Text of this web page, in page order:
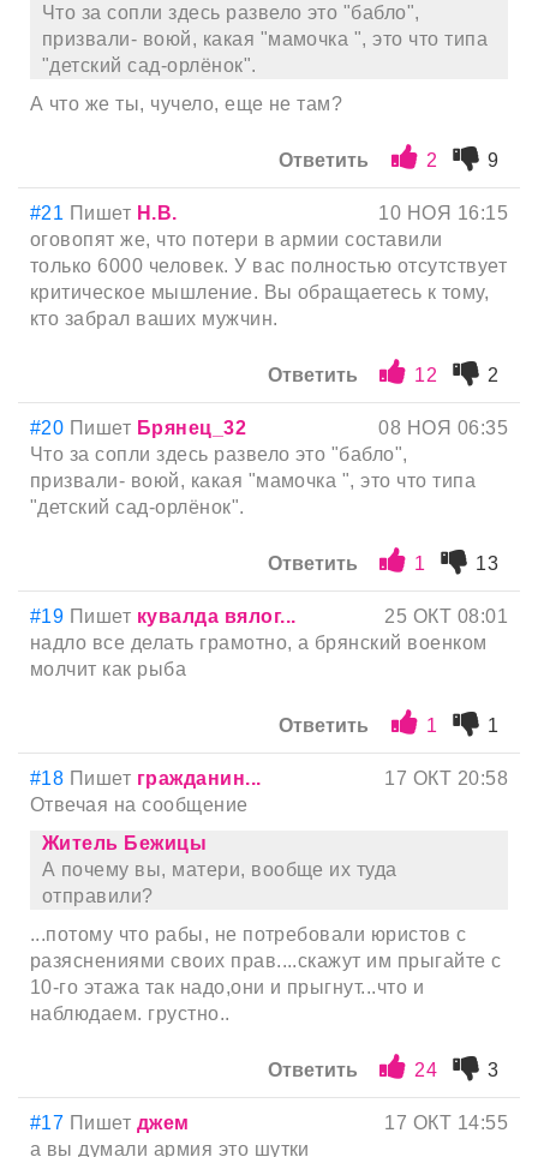
Что за сопли здесь развело это "бабло",
призвали- воюй, какая "мамочка ", это что типа
"детский сад-орлёнок".
А что же ты, чучело, еще не там?
Ответить 2 9
#21 Пишет Н.В.
10 НОЯ 16:15
оговопят же, что потери в армии составили
только 6000 человек. У вас полностью отсутствует
критическое мышление. Вы обращаетесь к тому,
кто забрал ваших мужчин.
Ответить 12 2
#20 Пишет Брянец_32
08 НОЯ 06:35
Что за сопли здесь развело это "бабло",
призвали- воюй, какая "мамочка ", это что типа
"детский сад-орлёнок".
Ответить 1 13
#19 Пишет кyвалда вялог...
25 ОКТ 08:01
надло все делать грамотно, а брянский военком
молчит как рыба
Ответить 1 1
#18 Пишет гражданин...
17 ОКТ 20:58
Отвечая на сообщение
Житель Бежицы
А почему вы, матери, вообще их туда
отправили?
...потому что рабы, не потребовали юристов с
разяснениями своих прав....скажут им прыгайте с
10-го этажа так надо,они и прыгнут...что и
наблюдаем. грустно..
Ответить 24 3
#17 Пишет джем
17 ОКТ 14:55
а вы думали армия это шутки